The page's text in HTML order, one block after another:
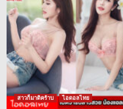
สาวก็มาดิคร้าบ ไอดอลไทย